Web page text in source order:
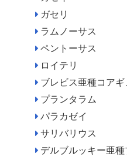
ガセリ
ラムノーサス
ペントーサス
ロイテリ
ブレビス亜種コアギ
プランタラム
パラカゼイ
サリバリウス
デルブルッキー亜